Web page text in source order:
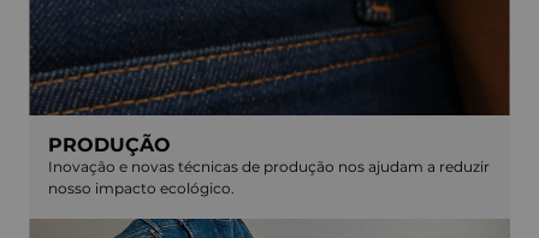
PRODUÇÃO
Inovação e novas técnicas de produção nos ajudam a reduzir
nosso impacto ecológico.